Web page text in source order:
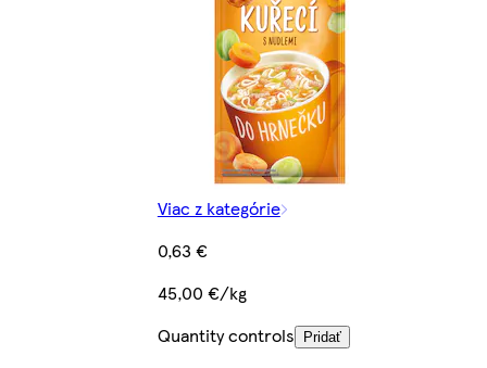
Viac z kategórie
0,63 €
45,00 €/kg
Quantity controls
Pridať